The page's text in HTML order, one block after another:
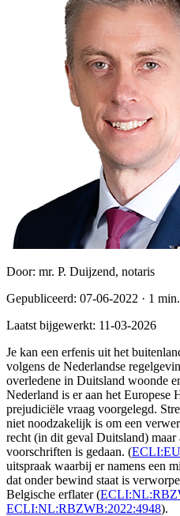
Door: mr. P. Duijzend, notaris
Gepubliceerd: 07-06-2022 · 1
Laatst bijgewerkt: 11-03-2026
Je kan een erfenis uit het
volgens de Nederlandse
overledene in Duitsland woonde
Nederland is er aan het Europese
prejudiciële vraag voorgelegd.
niet noodzakelijk is om een
recht (in dit geval Duitsland) maar
voorschriften is gedaan. (
uitspraak waarbij er namens een
dat onder bewind staat is
Belgische erflater (
ECLI:NL:RBZWB:2022:4948).